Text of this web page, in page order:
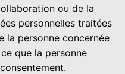
ou de la
personnelles traitées
la personne concernée
que la personne